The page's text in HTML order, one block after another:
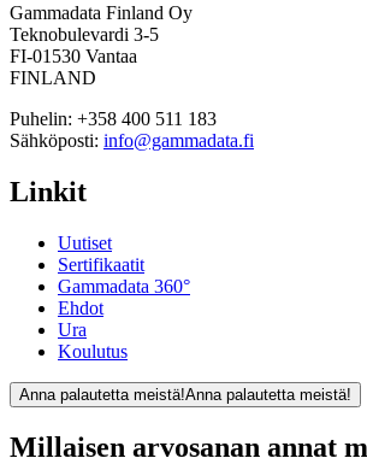
Gammadata Finland Oy
Teknobulevardi 3-5
FI-01530 Vantaa
FINLAND
Puhelin: +358 400 511 183
Sähköposti: info@gammadata.fi
Linkit
Uutiset
Sertifikaatit
Gammadata 360°
Ehdot
Ura
Koulutus
Anna palautetta meistä!Anna palautetta meistä!
Millaisen arvosanan annat